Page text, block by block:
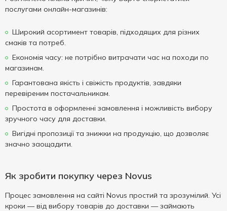
послугами онлайн-магазинів:
Широкий асортимент товарів, підходящих для різних
смаків та потреб.
Економія часу: не потрібно витрачати час на походи по
магазинам.
Гарантована якість і свіжість продуктів, завдяки
перевіреним постачальникам.
Простота в оформленні замовлення і можливість вибору
зручного часу для доставки.
Вигідні пропозиції та знижки на продукцію, що дозволяє
значно заощадити.
Як зробити покупку через Novus
Процес замовлення на сайті Novus простий та зрозумілий. Усі
кроки — від вибору товарів до доставки — займають